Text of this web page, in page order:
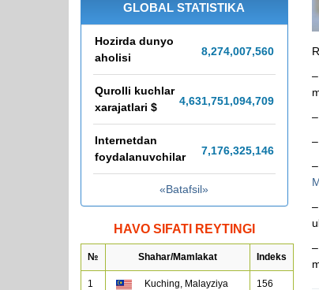
GLOBAL STATISTIKA
8,274,007,562
Hozirda dunyo
aholisi
4,631,751,149,766
Qurolli kuchlar
xarajatlari $
7,176,325,160
Internetdan
foydalanuvchilar
«Batafsil»
HAVO SIFATI REYTINGI
№ Shahar/Mamlakat Indeks
1 Kuching, Malayziya 156
–